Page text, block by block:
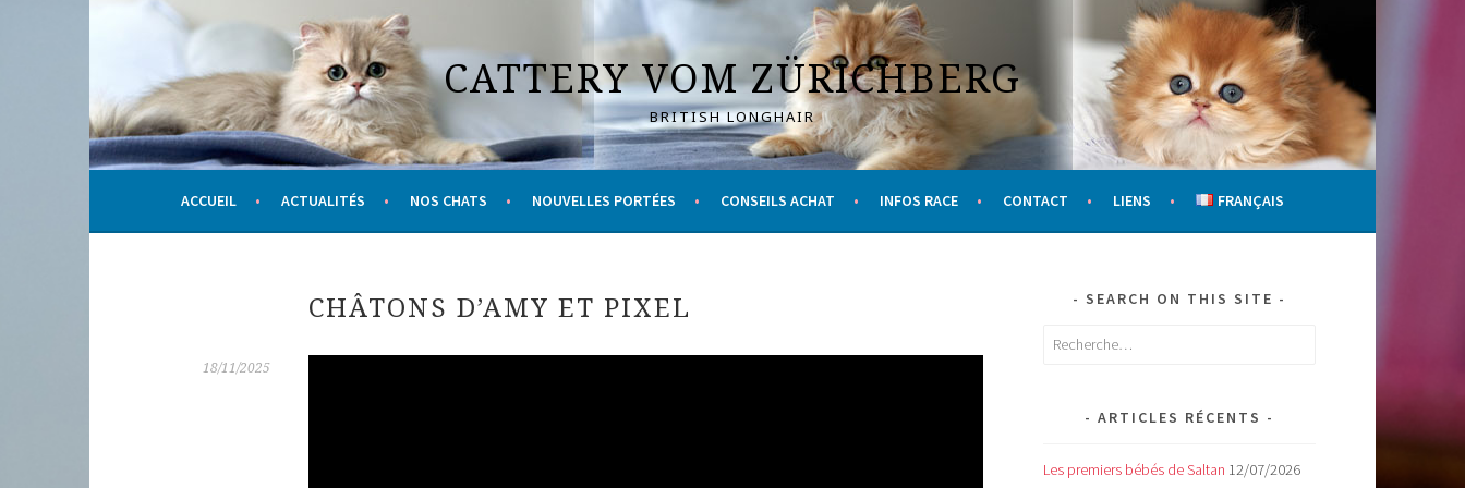
principal
CATTERY VOM ZÜRICHBERG
BRITISH LONGHAIR
ACCUEIL ACTUALITÉS NOS CHATS NOUVELLES PORTÉES CONSEILS ACHAT INFOS RACE CONTACT LIENS FRANÇAIS
CHÂTONS D’AMY ET PIXEL
18/11/2025
SEARCH ON THIS SITE
Rechercher :
ARTICLES RÉCENTS
Les premiers bébés de Saltan 12/07/2026